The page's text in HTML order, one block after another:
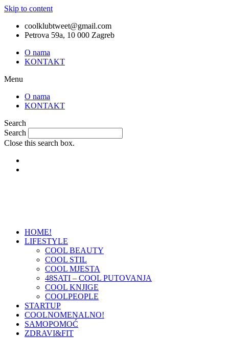
Skip to content
coolklubtweet@gmail.com
Petrova 59a, 10 000 Zagreb
O nama
KONTAKT
Menu
O nama
KONTAKT
Search
Search
Close this search box.
HOME!
LIFESTYLE
COOL BEAUTY
COOL STIL
COOL MJESTA
48SATI – COOL PUTOVANJA
COOL KNJIGE
COOLPEOPLE
STARTUP
COOLNOMENALNO!
SAMOPOMOĆ
ZDRAVI&FIT